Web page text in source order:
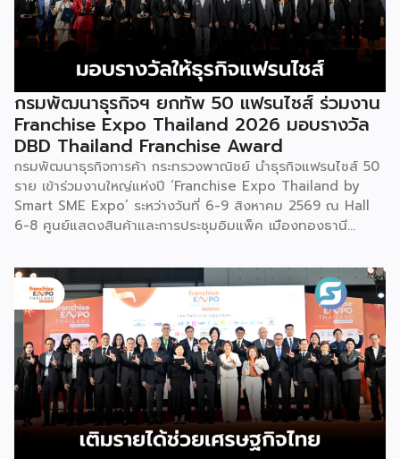
กรมพัฒนาธุรกิจฯ ยกทัพ 50 แฟรนไชส์ ร่วมงาน
Franchise Expo Thailand 2026 มอบรางวัล
DBD Thailand Franchise Award
กรมพัฒนาธุรกิจการค้า กระทรวงพาณิชย์ นำธุรกิจแฟรนไชส์ 50
ราย เข้าร่วมงานใหญ่แห่งปี ‘Franchise Expo Thailand by
Smart SME Expo’ ระหว่างวันที่ 6-9 สิงหาคม 2569 ณ Hall
6-8 ศูนย์แสดงสินค้าและการประชุมอิมแพ็ค เมืองทองธานี
2026 ให้แก่ผู้ประกอบธุรกิจแฟรนไชส์ที่อยู่ในการส่งเสริมสนับสนุน
ของกรมฯ นายพูนพงษ์ นัยนาภากรณ์ อธิบดีกรมพัฒนาธุรกิจ
การค้า กระทรวงพาณิชย์ เปิดเผยภายหลังเป็นประธานเปิดงาน
“งานแฟรนไชส์ เอ็กซ์โป ไทยแลนด์ บาย สมาร์ท เอสเอ็มอี เอ็กซ์
โป (Franchise Expo Thailand by Smart SME Expo)” ซึ่ง
เป็นงานแสดงธุรกิจแฟรนไชส์ชั้นนำที่จัดขึ้นโดย บริษัท พีเอ็มจี
คอร์ปอเรชัน จำกัด เพื่อยกระดับศักยภาพของผู้ประกอบการและ
เจ้าของธุรกิจที่ต้องการขยายกิจการผ่านระบบแฟรนไชส์ […]